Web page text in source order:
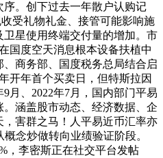
。创下过去一年散户认购记
受礼物礼金、接管可能影响施
星使用终端交付量的增加。市
国度空天消息根本设备扶植中
商务部、国度税务总局结合启
开年首个买卖日，但特斯拉因
月、2022年7月，国内部门平易
涵盖股市动态、经济数据、企
害群之马！人平易近币汇率亦
念炒做转向业绩验证阶段。
，李密斯正在社交平台发帖